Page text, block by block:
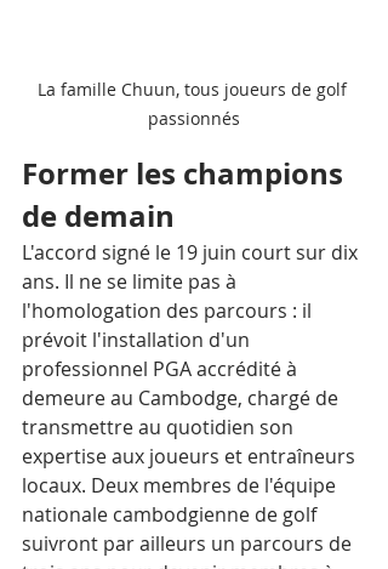
La famille Chuun, tous joueurs de golf
passionnés
Former les champions
de demain
L'accord signé le 19 juin court sur dix
ans. Il ne se limite pas à
l'homologation des parcours : il
prévoit l'installation d'un
professionnel PGA accrédité à
demeure au Cambodge, chargé de
transmettre au quotidien son
expertise aux joueurs et entraîneurs
locaux. Deux membres de l'équipe
nationale cambodgienne de golf
suivront par ailleurs un parcours de